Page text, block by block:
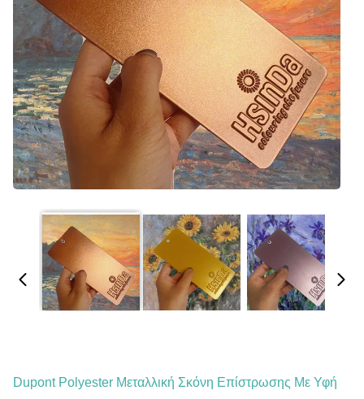
Dupont Polyester Μεταλλική Σκόνη Επίστρωσης Με Υφή